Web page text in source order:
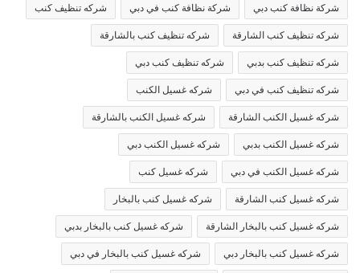
شركة نظافة كنب دبي شركة نظافة كنب في دبي شركه تنظيف كنب
شركه تنظيف كنب الشارقة شركه تنظيف كنب بالشارقة
شركه تنظيف كنب بدبي شركه تنظيف كنب دبي
شركه تنظيف كنب في دبي شركه غسيل الكنب
شركه غسيل الكنب الشارقة شركه غسيل الكنب بالشارقة
شركه غسيل الكنب بدبي شركه غسيل الكنب دبي
شركه غسيل الكنب في دبي شركه غسيل كنب
شركه غسيل كنب الشارقة شركه غسيل كنب بالبخار
شركه غسيل كنب بالبخار الشارقة شركه غسيل كنب بالبخار بدبي
شركه غسيل كنب بالبخار دبي شركه غسيل كنب بالبخار في دبي